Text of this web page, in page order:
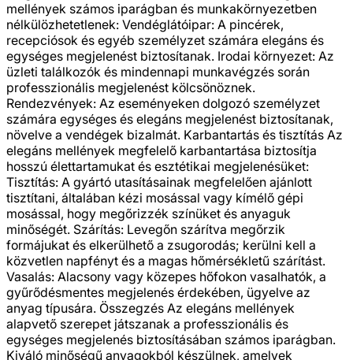
mellények számos iparágban és munkakörnyezetben
nélkülözhetetlenek: Vendéglátóipar: A pincérek,
recepciósok és egyéb személyzet számára elegáns és
egységes megjelenést biztosítanak. Irodai környezet: Az
üzleti találkozók és mindennapi munkavégzés során
professzionális megjelenést kölcsönöznek.
Rendezvények: Az eseményeken dolgozó személyzet
számára egységes és elegáns megjelenést biztosítanak,
növelve a vendégek bizalmát. Karbantartás és tisztítás Az
elegáns mellények megfelelő karbantartása biztosítja
hosszú élettartamukat és esztétikai megjelenésüket:
Tisztítás: A gyártó utasításainak megfelelően ajánlott
tisztítani, általában kézi mosással vagy kímélő gépi
mosással, hogy megőrizzék színüket és anyaguk
minőségét. Szárítás: Levegőn szárítva megőrzik
formájukat és elkerülhető a zsugorodás; kerülni kell a
közvetlen napfényt és a magas hőmérsékletű szárítást.
Vasalás: Alacsony vagy közepes hőfokon vasalhatók, a
gyűrődésmentes megjelenés érdekében, ügyelve az
anyag típusára. Összegzés Az elegáns mellények
alapvető szerepet játszanak a professzionális és
egységes megjelenés biztosításában számos iparágban.
Kiváló minőségű anyagokból készülnek, amelyek